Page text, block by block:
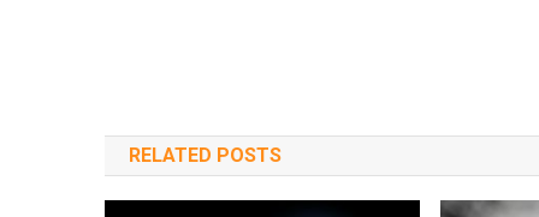
RELATED POSTS